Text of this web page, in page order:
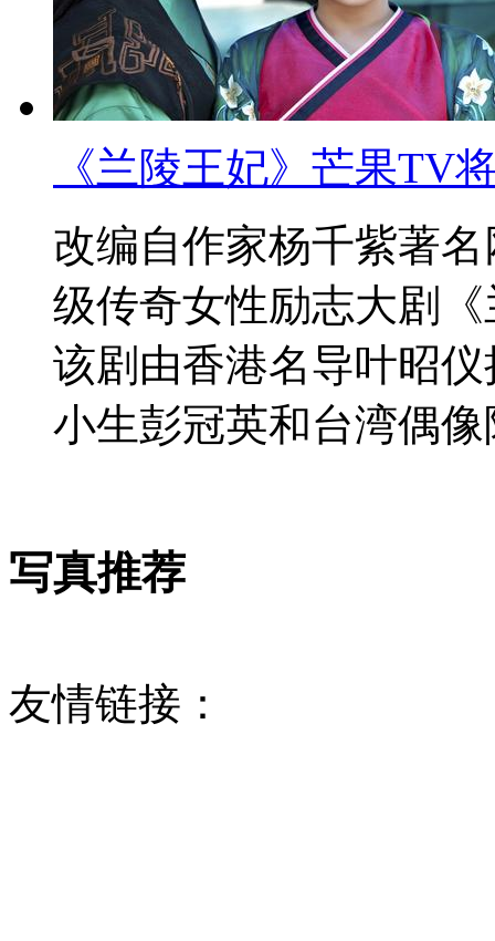
《兰陵王妃》芒果TV
改编自作家杨千紫著
级传奇女性励志大剧
该剧由香港名导叶昭
小生彭冠英和台湾偶
写真推荐
友情链接：